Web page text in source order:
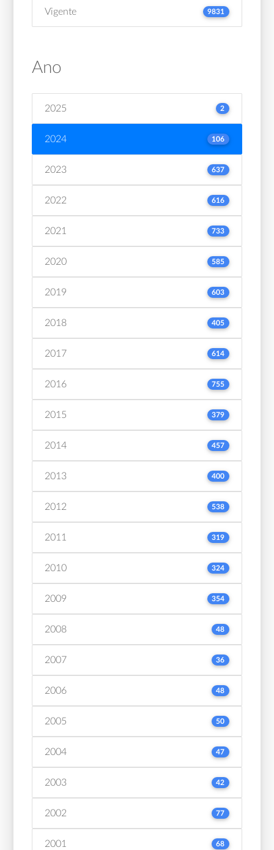
Vigente 9831
Ano
2025 2
2024 106
2023 637
2022 616
2021 733
2020 585
2019 603
2018 405
2017 614
2016 755
2015 379
2014 457
2013 400
2012 538
2011 319
2010 324
2009 354
2008 48
2007 36
2006 48
2005 50
2004 47
2003 42
2002 77
2001 68